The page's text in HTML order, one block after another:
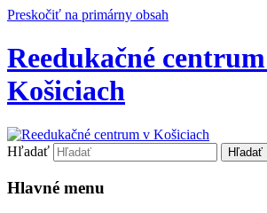
Preskočiť na primárny obsah
Reedukačné
Košiciach
Hľadať
Hlavné menu